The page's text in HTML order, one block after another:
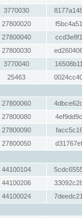
3770030
27800020
27800040
27800030
3770040
25463
27800060
27800080
27800090
27800050
44100104
44100206
44100024